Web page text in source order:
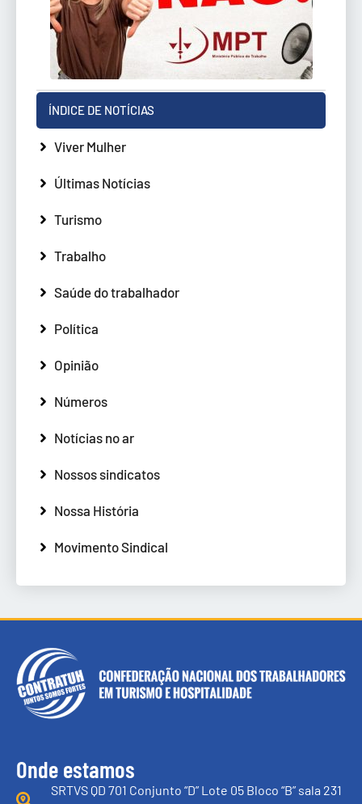
ÍNDICE DE NOTÍCIAS
Viver Mulher
Últimas Notícias
Turismo
Trabalho
Saúde do trabalhador
Política
Opinião
Números
Notícias no ar
Nossos sindicatos
Nossa História
Movimento Sindical
Onde estamos
SRTVS QD 701 Conjunto “D” Lote 05 Bloco “B” sala 231